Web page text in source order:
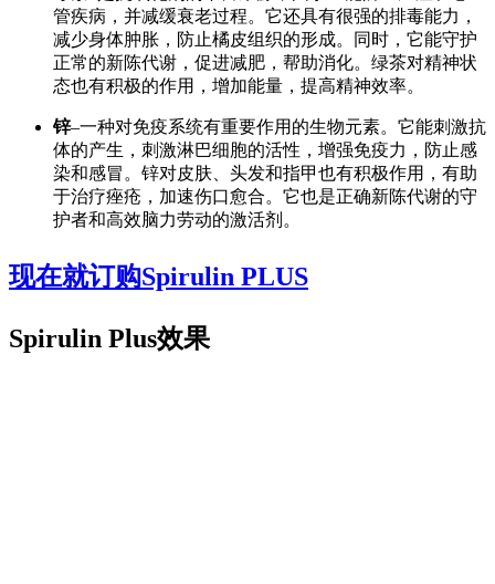
管疾病，并减缓衰老过程。它还具有很强的排毒能力，
减少身体肿胀，防止橘皮组织的形成。同时，它能守护
正常的新陈代谢，促进减肥，帮助消化。绿茶对精神状
态也有积极的作用，增加能量，提高精神效率。
锌–一种对免疫系统有重要作用的生物元素。它能刺激抗
体的产生，刺激淋巴细胞的活性，增强免疫力，防止感
染和感冒。锌对皮肤、头发和指甲也有积极作用，有助
于治疗痤疮，加速伤口愈合。它也是正确新陈代谢的守
护者和高效脑力劳动的激活剂。
现在就订购Spirulin PLUS
Spirulin Plus效果